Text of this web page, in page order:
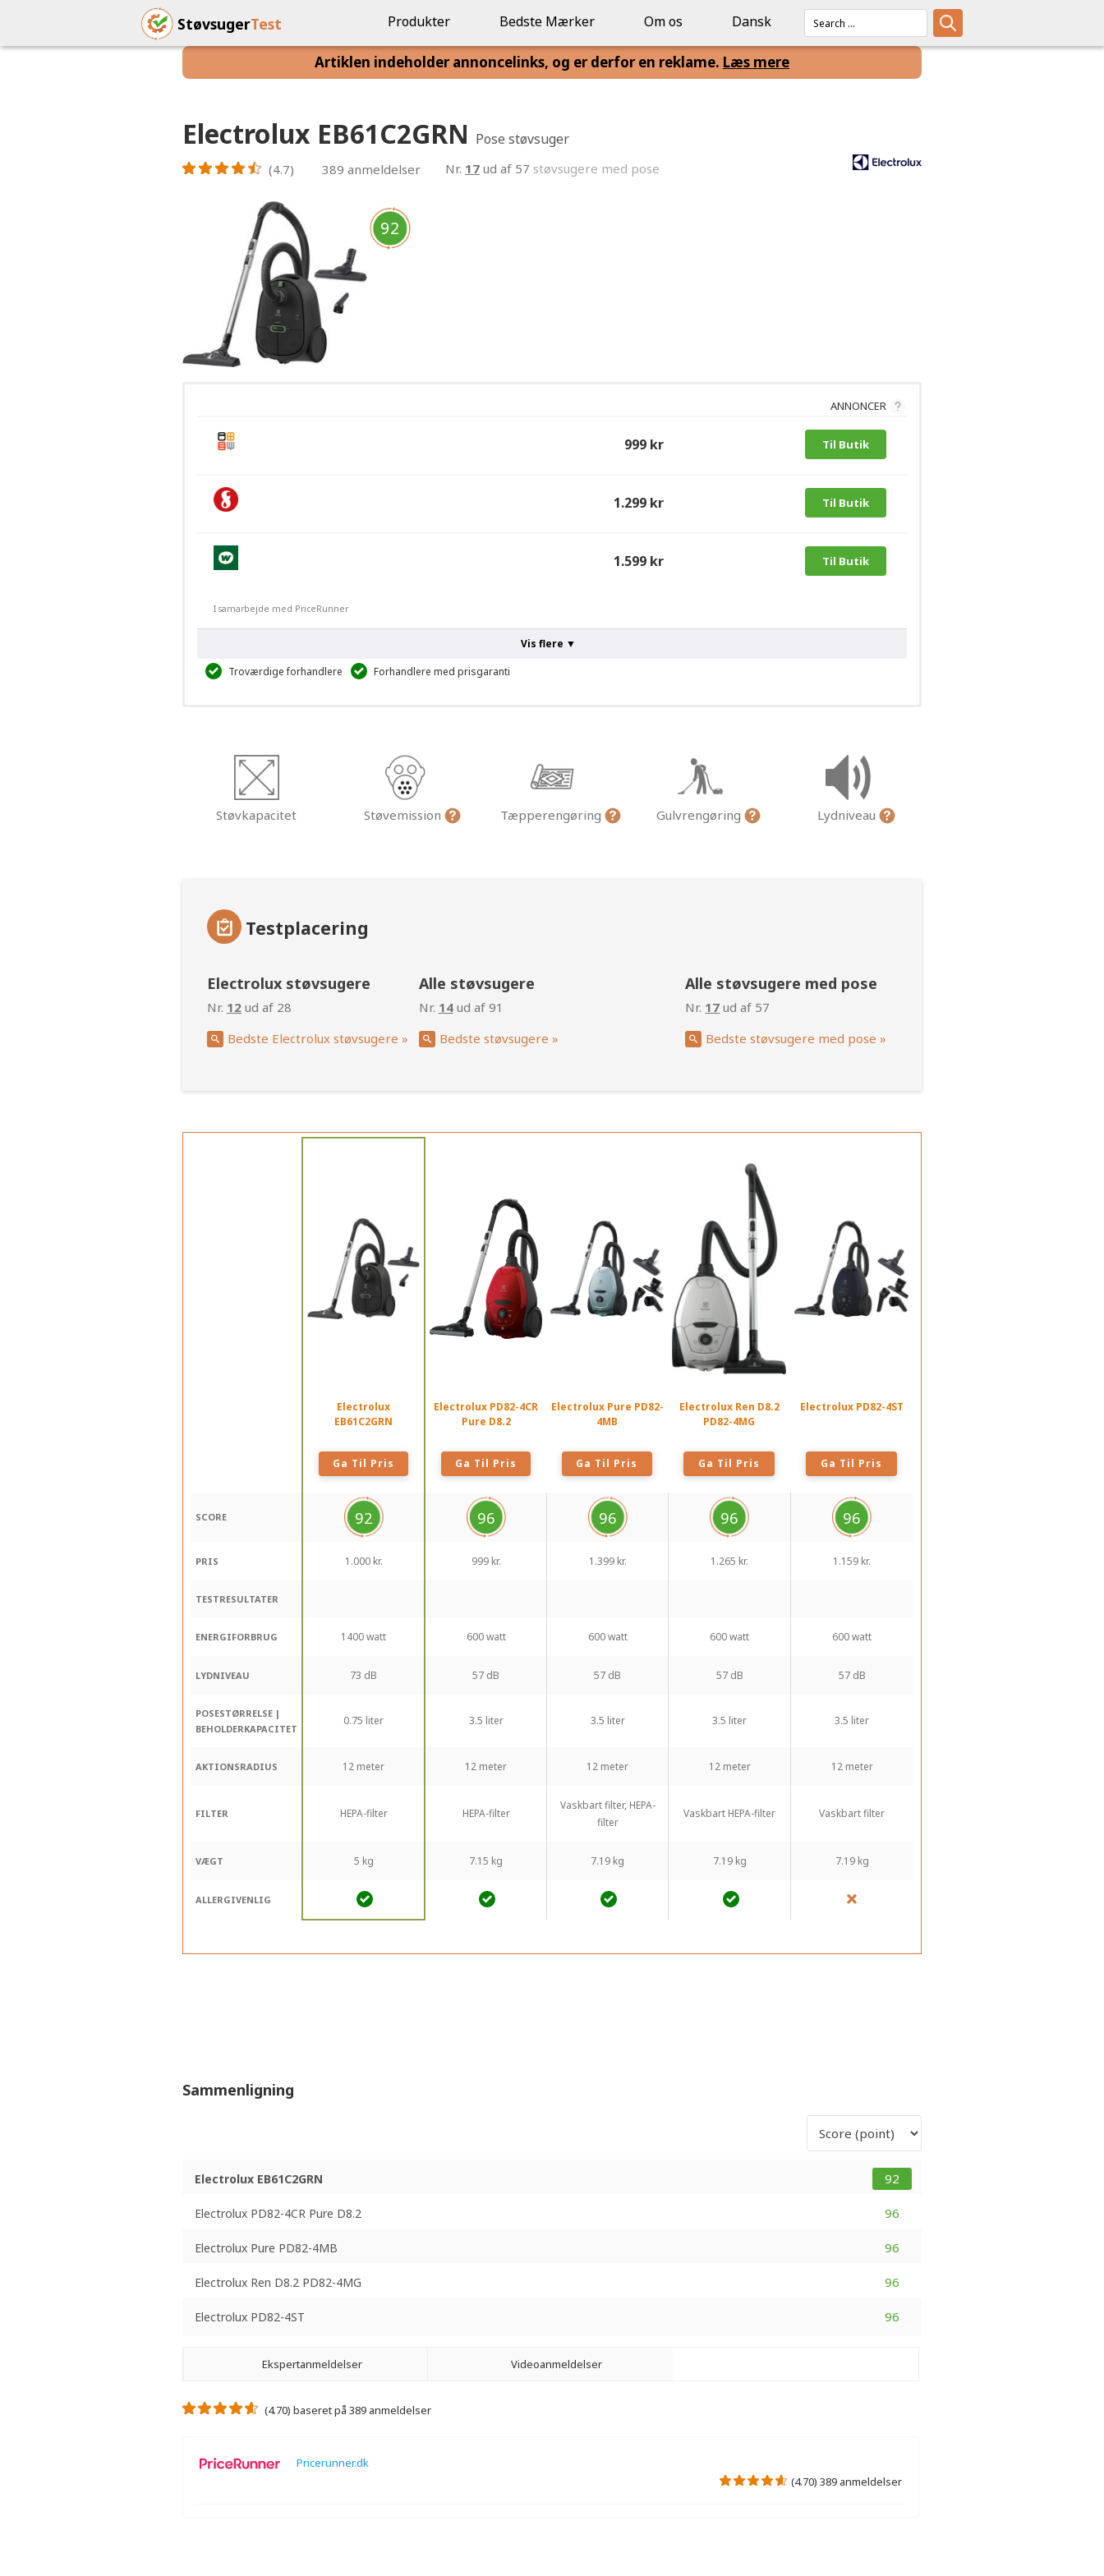
StøvsugerTest Produkter Bedste Mærker Om os Dansk
Artiklen indeholder annoncelinks, og er derfor en reklame. Læs mere
Electrolux EB61C2GRN Pose støvsuger
(4.7) 389 anmeldelser Nr. 17 ud af 57 støvsugere med pose
92
ANNONCER
999 kr Til Butik
1.299 kr Til Butik
1.599 kr Til Butik
I samarbejde med PriceRunner
Vis flere ▼
Troværdige forhandlere
Forhandlere med prisgaranti
Støvkapacitet Støvemission Tæpperengøring Gulvrengøring Lydniveau
Testplacering
Electrolux støvsugere
Nr. 12 ud af 28
Bedste Electrolux støvsugere »
Alle støvsugere
Nr. 14ud af 91
Bedste støvsugere »
Alle støvsugere med pose
Nr. 17 ud af 57
Bedste støvsugere med pose »
Electrolux
EB61C2GRN
Ga Til Pris
Electrolux PD82-4CR
Pure D8.2
Ga Til Pris
Electrolux Pure PD82-
4MB
Ga Til Pris
Electrolux Ren D8.2
PD82-4MG
Ga Til Pris
Electrolux PD82-4ST
Ga Til Pris
SCORE 92 96 96 96 96
PRIS 1.000 kr. 999 kr. 1.399 kr. 1.265 kr. 1.159 kr.
TESTRESULTATER
ENERGIFORBRUG 1400 watt 600 watt 600 watt 600 watt 600 watt
LYDNIVEAU 73 dB 57 dB 57 dB 57 dB 57 dB
POSESTØRRELSE |
BEHOLDERKAPACITET
0.75 liter 3.5 liter 3.5 liter 3.5 liter 3.5 liter
AKTIONSRADIUS 12 meter 12 meter 12 meter 12 meter 12 meter
FILTER HEPA-filter HEPA-filter
Vaskbart filter, HEPA-
filter
Vaskbart HEPA-filter Vaskbart filter
VÆGT 5 kg 7.15 kg 7.19 kg 7.19 kg 7.19 kg
ALLERGIVENLIG
Sammenligning
92
Electrolux EB61C2GRN
96
Electrolux PD82-4CR Pure D8.2
96
Electrolux Pure PD82-4MB
96
Electrolux Ren D8.2 PD82-4MG
96
Electrolux PD82-4ST
Ekspertanmeldelser Videoanmeldelser
(4.70) baseret på 389 anmeldelser
Pricerunner.dk
(4.70) 389 anmeldelser